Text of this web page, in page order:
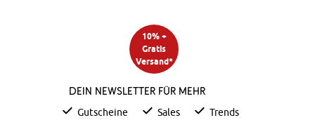
10% +
Gratis
Versand*
Dein Newsletter für mehr
Gutscheine Sales Trends